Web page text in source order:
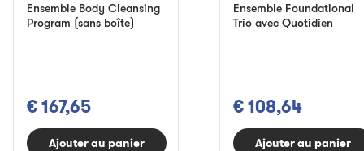
Ensemble Body Cleansing
Program (sans boîte)
€ 167,65
Ajouter au panier
Ensemble Foundational
Trio avec Quotidien
€ 108,64
Ajouter au panier